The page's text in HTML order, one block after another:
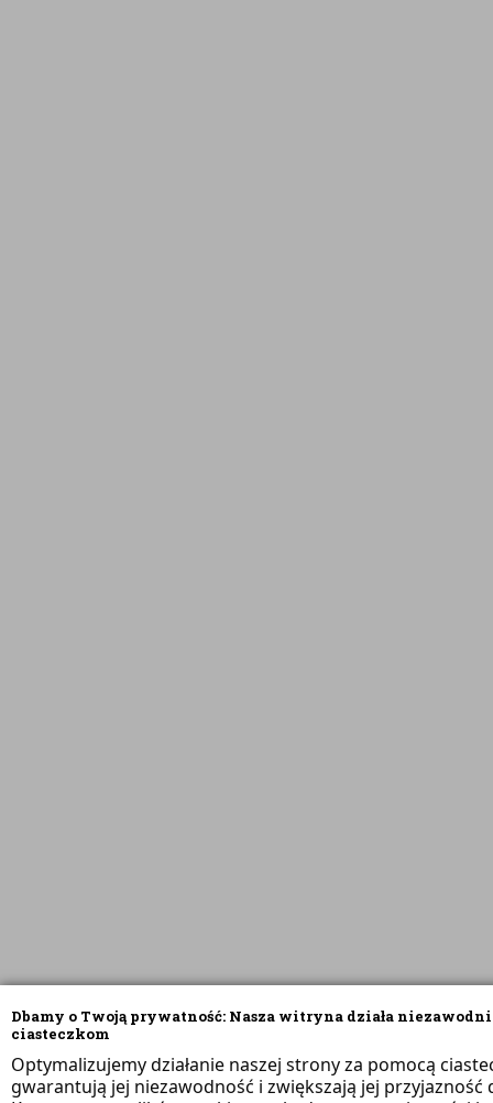
Dbamy o Twoją prywatność: Nasza witryna działa
ciasteczkom
Optymalizujemy działanie naszej strony za pomocą
gwarantują jej niezawodność i zwiększają jej przyjazność